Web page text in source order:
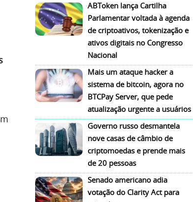
ABToken lança Cartilha
Parlamentar voltada à agenda
de criptoativos, tokenização e
ativos digitais no Congresso
Nacional
Mais um ataque hacker a
sistema de bitcoin, agora no
BTCPay Server, que pede
atualização urgente a usuários
Governo russo desmantela
nove casas de câmbio de
criptomoedas e prende mais
de 20 pessoas
Senado americano adia
votação do Clarity Act para